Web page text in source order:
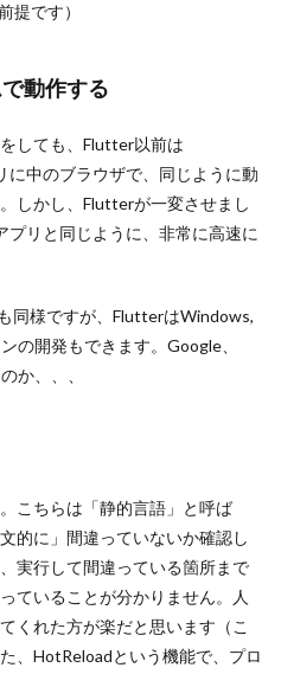
提です）
動作する
しても、Flutter以前は
中のブラウザで、同じように動
しかし、Flutterが一変させまし
リと同じように、非常に高速に
同様ですが、FlutterはWindows,
の開発もできます。Google、
か、、、
こちらは「静的言語」と呼ば
的に」間違っていないか確認し
実行して間違っている箇所まで
ていることが分かりません。人
くれた方が楽だと思います（こ
、HotReloadという機能で、プロ